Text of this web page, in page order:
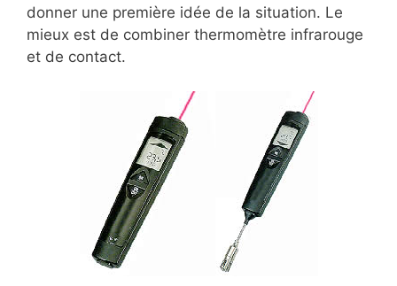
donner une première idée de la situation. Le
mieux est de combiner thermomètre infrarouge
et de contact.